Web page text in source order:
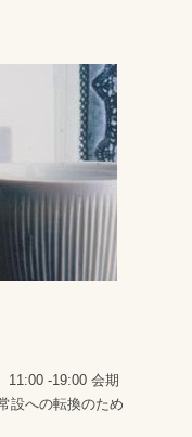
11:00 -19:00 会期
設への転換のため